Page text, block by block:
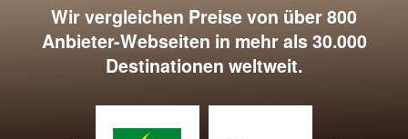
Wir vergleichen Preise von über 800
Anbieter-Webseiten in mehr als 30.000
Destinationen weltweit.